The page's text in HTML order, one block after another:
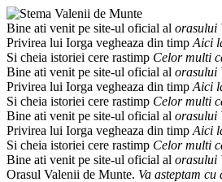
Bine ati venit pe site-ul oficial al orasului
Privirea lui Iorga vegheaza din timp Aici
Si cheia istoriei cere rastimp Celor multi
Bine ati venit pe site-ul oficial al orasului
Privirea lui Iorga vegheaza din timp Aici
Si cheia istoriei cere rastimp Celor multi
Bine ati venit pe site-ul oficial al orasului
Privirea lui Iorga vegheaza din timp Aici
Si cheia istoriei cere rastimp Celor multi
Bine ati venit pe site-ul oficial al orasului
Orasul Valenii de Munte. Va asteptam cu